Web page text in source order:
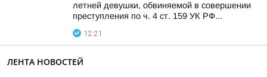
летней девушки, обвиняемой в совершении
преступления по ч. 4 ст. 159 УК РФ...
12:21
ЛЕНТА НОВОСТЕЙ